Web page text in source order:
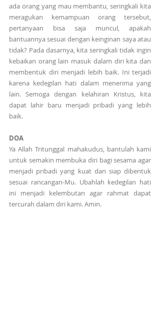
ada orang yang mau membantu, seringkali kita
meragukan kemampuan orang tersebut,
pertanyaan bisa saja muncul, apakah
bantuannya sesuai dengan keinginan saya atau
tidak? Pada dasarnya, kita seringkali tidak ingin
kebaikan orang lain masuk dalam diri kita dan
membentuk diri menjadi lebih baik. Ini terjadi
karena kedegilan hati dalam menerima yang
lain. Semoga dengan kelahiran Kristus, kita
dapat lahir baru menjadi pribadi yang lebih
baik.
DOA
Ya Allah Tritunggal mahakudus, bantulah kami
untuk semakin membuka diri bagi sesama agar
menjadi pribadi yang kuat dan siap dibentuk
sesuai rancangan-Mu. Ubahlah kedegilan hati
ini menjadi kelembutan agar rahmat dapat
tercurah dalam diri kami. Amin.